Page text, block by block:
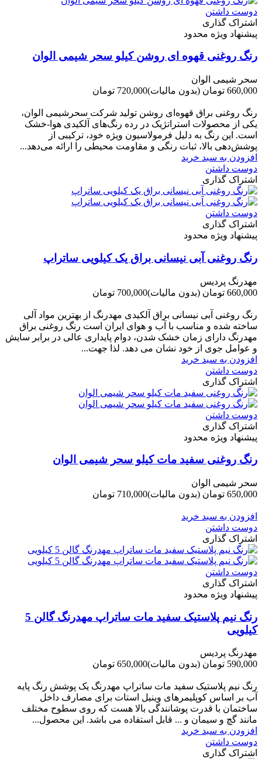
دوست داشتن
اشتراک گذاری
پیشنهاد ویژه محدود
رنگ روغنی قهوه ای روشن کیلو سحر شیمی الوان
سحر شیمی الوان
660,000 تومان
(بدون مالیات)720,000 تومان
رنگ روغنی براق قهوه‌ای روشن تولید شرکت سحرشیمی الوان،
یکی از محصولات استراتژیک در رده رنگ‌های آلکیدی هوا-خشک
است. این رنگ به دلیل فرمولاسیون ویژه خود، ترکیبی از
پوشش‌دهی بالا، ثبات رنگی و مقاومت محیطی را ارائه می‌دهد...
افزودن به سبد خرید
دوست داشتن
اشتراک گذاری
دوست داشتن
اشتراک گذاری
پیشنهاد ویژه محدود
رنگ روغنی آبی نیسانی براق یک کیلویی ساتراپ
مهدرنگ پردیس
660,000 تومان
(بدون مالیات)700,000 تومان
رنگ روغنی آبی نیسانی براق آلکیدی مهدرنگ از بهترین مواد آلی
ساخته شده و مناسب با آب و هوای ایران است رنگ روغنی براق
مهدرنگ دارای زﻣﺎن ﺧﺸﮏ ﺷﺪن، دوام ﭘﺎﯾﺪاری عالی در ﺑﺮاﺑﺮ ﺳﺎﯾﺶ
و ﻋﻮاﻣﻞ ﺟﻮی از ﺧﻮد ﻧﺸﺎن ﻣﯽ دﻫﺪ. ﻟﺬا ﺟﻬﺖ...
افزودن به سبد خرید
دوست داشتن
اشتراک گذاری
دوست داشتن
اشتراک گذاری
پیشنهاد ویژه محدود
رنگ روغنی سفید مات کیلو سحر شیمی الوان
سحر شیمی الوان
650,000 تومان
(بدون مالیات)710,000 تومان
افزودن به سبد خرید
دوست داشتن
اشتراک گذاری
دوست داشتن
اشتراک گذاری
پیشنهاد ویژه محدود
رنگ نیم پلاستیک سفید مات ساتراپ مهدرنگ گالن 5
کیلویی
مهدرنگ پردیس
590,000 تومان
(بدون مالیات)650,000 تومان
رنگ نیم پلاستیک سفید مات ساتراپ مهدرنگ یک پوشش رنگ پایه
آب بر اساس کوپلیمرهای وینیل استات برای مصارف داخل
ساختمان با قدرت پوشانندگی بالا هست که روی سطوح مختلف
مانند گچ و سیمان و ... قابل استفاده می باشد. این محصول...
افزودن به سبد خرید
دوست داشتن
اشتراک گذاری